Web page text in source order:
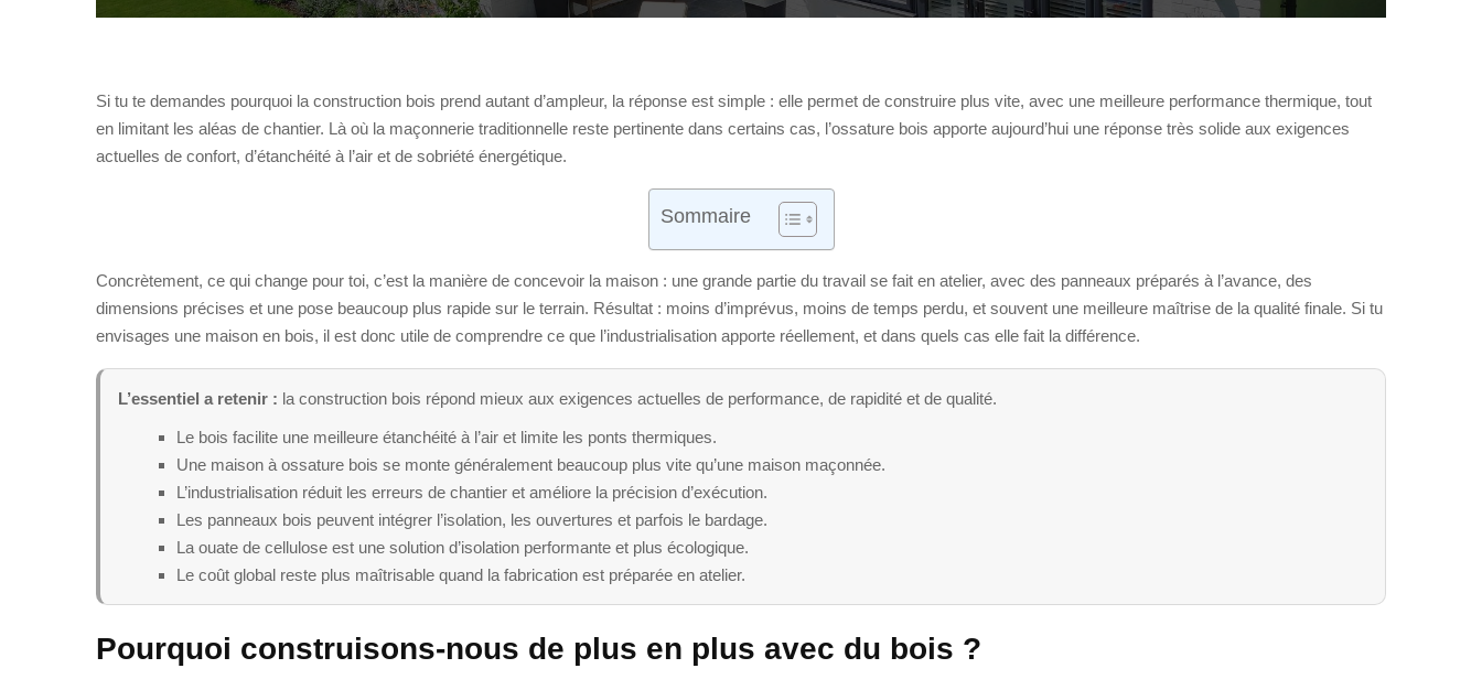
Si tu te demandes pourquoi la construction bois prend autant d’ampleur, la réponse est simple : elle permet de construire plus vite, avec une meilleure performance thermique, tout
en limitant les aléas de chantier. Là où la maçonnerie traditionnelle reste pertinente dans certains cas, l’ossature bois apporte aujourd’hui une réponse très solide aux exigences
actuelles de confort, d’étanchéité à l’air et de sobriété énergétique.
Sommaire
Concrètement, ce qui change pour toi, c’est la manière de concevoir la maison : une grande partie du travail se fait en atelier, avec des panneaux préparés à l’avance, des
dimensions précises et une pose beaucoup plus rapide sur le terrain. Résultat : moins d’imprévus, moins de temps perdu, et souvent une meilleure maîtrise de la qualité finale. Si tu
envisages une maison en bois, il est donc utile de comprendre ce que l’industrialisation apporte réellement, et dans quels cas elle fait la différence.
L’essentiel a retenir : la construction bois répond mieux aux exigences actuelles de performance, de rapidité et de qualité.
Le bois facilite une meilleure étanchéité à l’air et limite les ponts thermiques.
Une maison à ossature bois se monte généralement beaucoup plus vite qu’une maison maçonnée.
L’industrialisation réduit les erreurs de chantier et améliore la précision d’exécution.
Les panneaux bois peuvent intégrer l’isolation, les ouvertures et parfois le bardage.
La ouate de cellulose est une solution d’isolation performante et plus écologique.
Le coût global reste plus maîtrisable quand la fabrication est préparée en atelier.
Pourquoi construisons-nous de plus en plus avec du bois ?